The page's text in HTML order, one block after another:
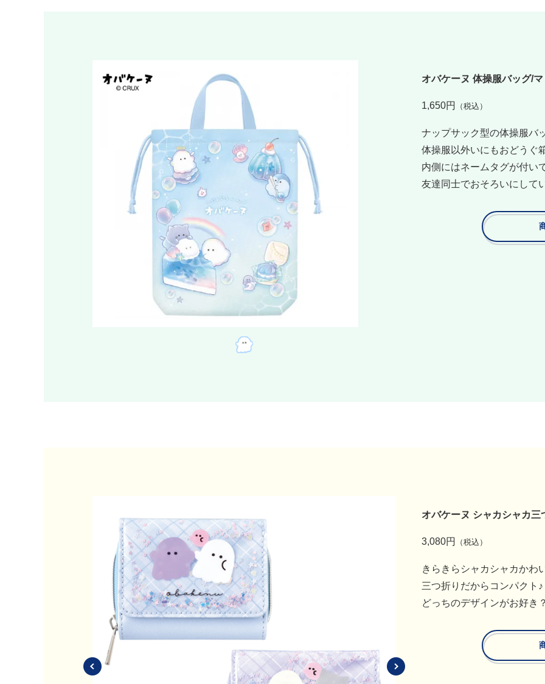
オバケーヌ 体操服バッグ/
1,650円 （税込）
ナップサック型の体操服バ
体操服以外いにもおどうぐ
内側にはネームタグが付い
友達同士でおそろいにして
オバケーヌ シャカシャカ三
3,080円 （税込）
きらきらシャカシャカかわ
三つ折りだからコンパクト♪
どっちのデザインがお好き？